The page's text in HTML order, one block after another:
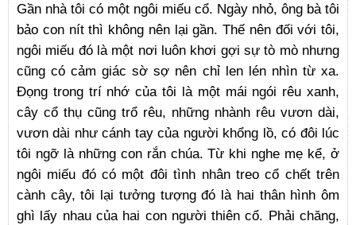
Gần nhà tôi có một ngôi miếu cổ. Ngày nhỏ, ông bà tôi
bảo con nít thì không nên lại gần. Thế nên đối với tôi,
ngôi miếu đó là một nơi luôn khơi gợi sự tò mò nhưng
cũng có cảm giác sờ sợ nên chỉ len lén nhìn từ xa.
Đọng trong trí nhớ của tôi là một mái ngói rêu xanh,
cây cổ thụ cũng trổ rêu, những nhành rêu vươn dài,
vươn dài như cánh tay của người khổng lồ, có đôi lúc
tôi ngỡ là những con rắn chúa. Từ khi nghe mẹ kể, ở
ngôi miếu đó có một đôi tình nhân treo cổ chết trên
cành cây, tôi lại tưởng tượng đó là hai thân hình ôm
ghì lấy nhau của hai con người thiên cổ. Phải chăng,